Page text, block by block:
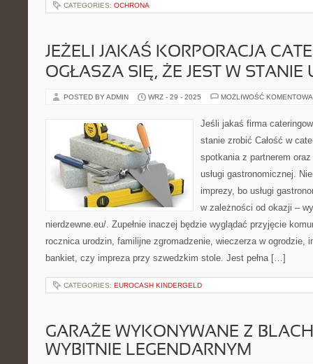
CATEGORIES: OCHRONA
JEŻELI JAKAŚ KORPORACJA
OGŁASZA SIĘ, ŻE JEST W STANIE
POSTED BY ADMIN WRZ - 29 - 2025 MOŻLIWOŚĆ
Jeśli jakaś firma
stanie zrobić Całość w
spotkania z partnerem
usługi gastronomicznej.
imprezy, bo usługi
w zależności od okazji –
nierdzewne.eu/. Zupełnie inaczej będzie wyglądać przyjęcie
rocznica urodzin, familijne zgromadzenie, wieczerza w ogrodzie,
bankiet, czy impreza przy szwedzkim stole. Jest pełna […]
CATEGORIES: EUROCASH KINDERGELD
GARAŻE WYKONYWANE Z
WYBITNIE LEGENDARNYM